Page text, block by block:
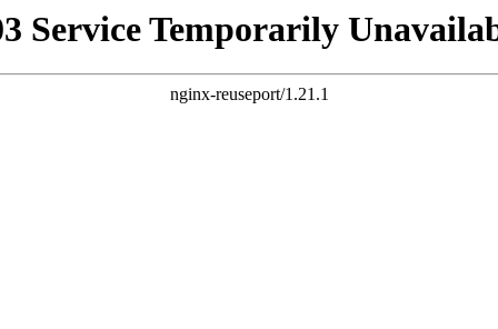
Service Temporarily
nginx-reuseport/1.21.1